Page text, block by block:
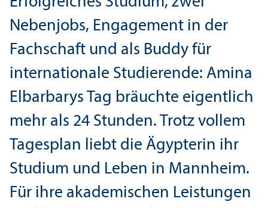
Nebenjobs, Engagement in der
Fach­schaft und als Buddy für
internationale Studierende: Amina
Elbarbarys Tag bräuchte eigentlich
mehr als 24 Stunden. Trotz vollem
Tagesplan liebt die Ägypterin ihr
Studium und Leben in Mannheim.
Für ihre akademischen Leistungen